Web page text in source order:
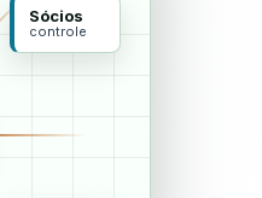
Sócios
controle